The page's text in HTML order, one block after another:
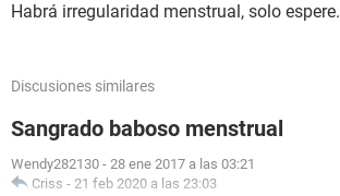
Habrá irregularidad menstrual, solo espere.
Discusiones similares
Sangrado baboso menstrual
Wendy282130 - 28 ene 2017 a las 03:21
Criss - 21 feb 2020 a las 23:03